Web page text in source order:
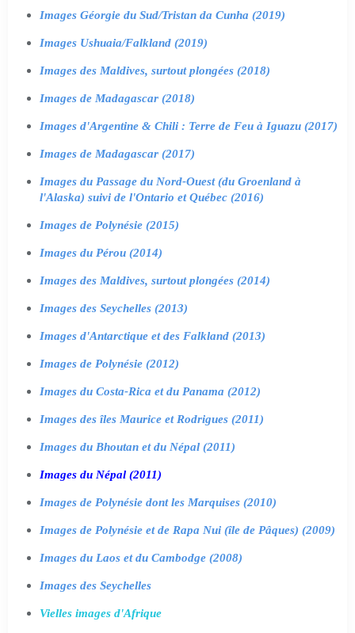
Images Géorgie du Sud/Tristan da Cunha (2019)
Images Ushuaia/Falkland (2019)
Images des Maldives, surtout plongées (2018)
Images de Madagascar (2018)
Images d'Argentine & Chili : Terre de Feu à Iguazu (2017)
Images de Madagascar (2017)
Images du Passage du Nord-Ouest (du Groenland à
l'Alaska) suivi de l'Ontario et Québec (2016)
Images de Polynésie (2015)
Images du Pérou (2014)
Images des Maldives, surtout plongées (2014)
Images des Seychelles (2013)
Images d'Antarctique et des Falkland (2013)
Images de Polynésie (2012)
Images du Costa-Rica et du Panama (2012)
Images des îles Maurice et Rodrigues (2011)
Images du Bhoutan et du Népal (2011)
Images du Népal (2011)
Images de Polynésie dont les Marquises (2010)
Images de Polynésie et de Rapa Nui (île de Pâques) (2009)
Images du Laos et du Cambodge (2008)
Images des Seychelles
Vielles images d'Afrique